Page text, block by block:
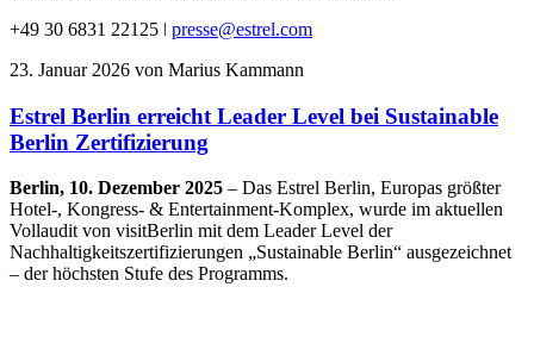
+49 30 6831 22125 ǀ presse@estrel.com
23. Januar 2026 von Marius Kammann
Estrel Berlin erreicht Leader Level bei Sustainable
Berlin Zertifizierung
Berlin, 10. Dezember 2025 – Das Estrel Berlin, Europas größter
Hotel-, Kongress- & Entertainment-Komplex, wurde im aktuellen
Vollaudit von visitBerlin mit dem Leader Level der
Nachhaltigkeitszertifizierungen „Sustainable Berlin“ ausgezeichnet
– der höchsten Stufe des Programms.